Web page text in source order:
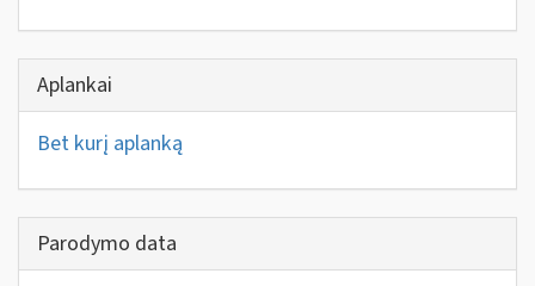
Aplankai
Bet kurį aplanką
Parodymo data